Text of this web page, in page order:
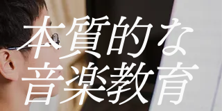
本質的な
音楽教育